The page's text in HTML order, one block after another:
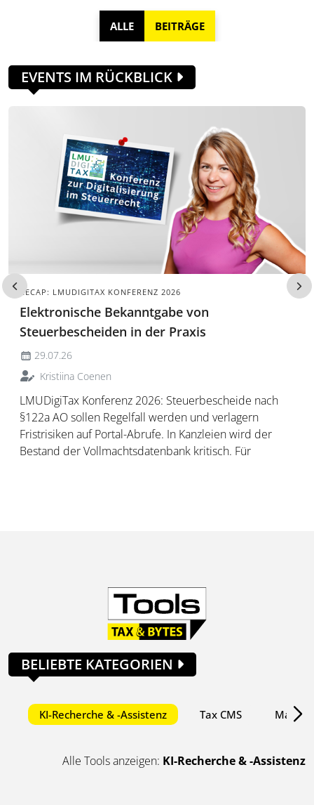
BEITRÄGE
EVENTS IM RÜCKBLICK
RECAP: LMUDIGITAX KONFERENZ 2026
Elektronische Bekanntgabe von
Steuerbescheiden in der Praxis
29.07.26
Kristiina Coenen
LMUDigiTax Konferenz 2026: Steuerbescheide nach
§122a AO sollen Regelfall werden und verlagern
Fristrisiken auf Portal-Abrufe. In Kanzleien wird der
Bestand der Vollmachtsdatenbank kritisch. Für
BELIEBTE KATEGORIEN
KI-Recherche & -Assistenz Tax CMS
Alle Tools anzeigen: KI-Recherche & -Assistenz